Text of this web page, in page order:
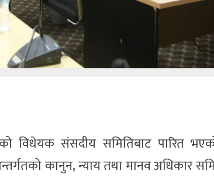
विधेयक संसदीय समितिबाट पारित
कानुन, न्याय तथा मानव अधिकार